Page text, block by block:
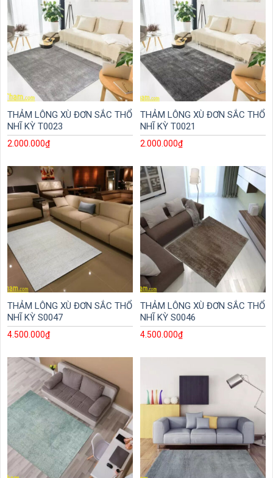
THẢM LÔNG XÙ ĐƠN SẮC THỔ
NHĨ KỲ T0023
2.000.000₫
THẢM LÔNG XÙ ĐƠN SẮC THỔ
NHĨ KỲ T0021
2.000.000₫
THẢM LÔNG XÙ ĐƠN SẮC THỔ
NHĨ KỲ S0047
4.500.000₫
THẢM LÔNG XÙ ĐƠN SẮC THỔ
NHĨ KỲ S0046
4.500.000₫